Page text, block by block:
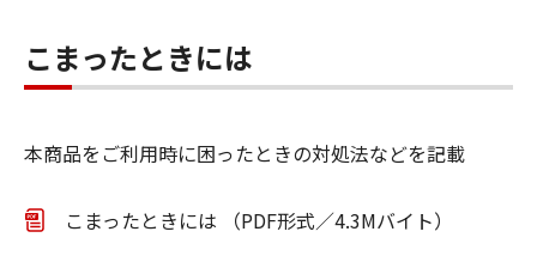
こまったときには
本商品をご利用時に困ったときの対処法などを記載
こまったときには （PDF形式／4.3Mバイト）